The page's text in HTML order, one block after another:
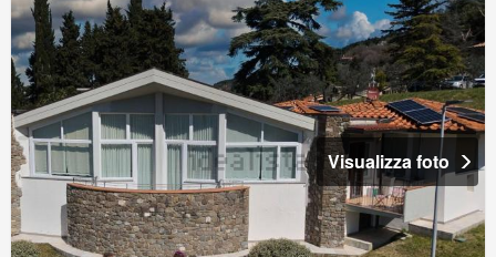
Visualizza foto